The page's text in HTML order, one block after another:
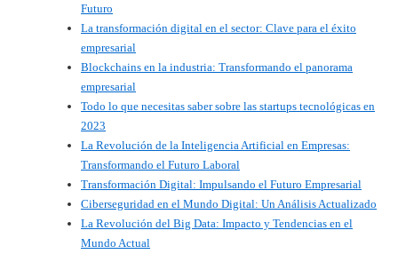
Futuro
La transformación digital en el sector: Clave para el éxito
empresarial
Blockchains en la industria: Transformando el panorama
empresarial
Todo lo que necesitas saber sobre las startups tecnológicas en
2023
La Revolución de la Inteligencia Artificial en Empresas:
Transformando el Futuro Laboral
Transformación Digital: Impulsando el Futuro Empresarial
Ciberseguridad en el Mundo Digital: Un Análisis Actualizado
La Revolución del Big Data: Impacto y Tendencias en el
Mundo Actual